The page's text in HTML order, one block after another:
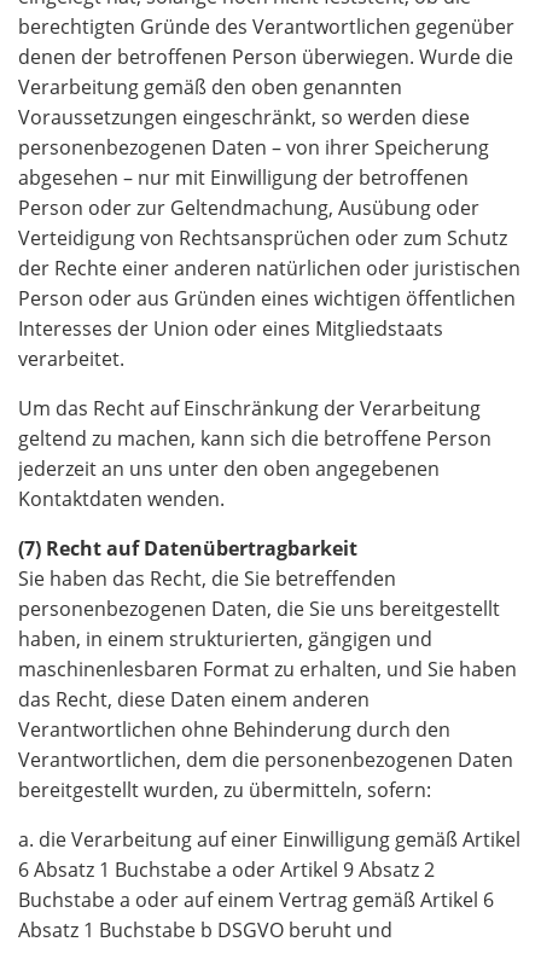
berechtigten Gründe des Verantwortlichen gegenüber
denen der betroffenen Person überwiegen. Wurde die
Verarbeitung gemäß den oben genannten
Voraussetzungen eingeschränkt, so werden diese
personenbezogenen Daten – von ihrer Speicherung
abgesehen – nur mit Einwilligung der betroffenen
Person oder zur Geltendmachung, Ausübung oder
Verteidigung von Rechtsansprüchen oder zum Schutz
der Rechte einer anderen natürlichen oder juristischen
Person oder aus Gründen eines wichtigen öffentlichen
Interesses der Union oder eines Mitgliedstaats
verarbeitet.
Um das Recht auf Einschränkung der Verarbeitung
geltend zu machen, kann sich die betroffene Person
jederzeit an uns unter den oben angegebenen
Kontaktdaten wenden.
(7) Recht auf Datenübertragbarkeit
Sie haben das Recht, die Sie betreffenden
personenbezogenen Daten, die Sie uns bereitgestellt
haben, in einem strukturierten, gängigen und
maschinenlesbaren Format zu erhalten, und Sie haben
das Recht, diese Daten einem anderen
Verantwortlichen ohne Behinderung durch den
Verantwortlichen, dem die personenbezogenen Daten
bereitgestellt wurden, zu übermitteln, sofern:
a. die Verarbeitung auf einer Einwilligung gemäß Artikel
6 Absatz 1 Buchstabe a oder Artikel 9 Absatz 2
Buchstabe a oder auf einem Vertrag gemäß Artikel 6
Absatz 1 Buchstabe b DSGVO beruht und